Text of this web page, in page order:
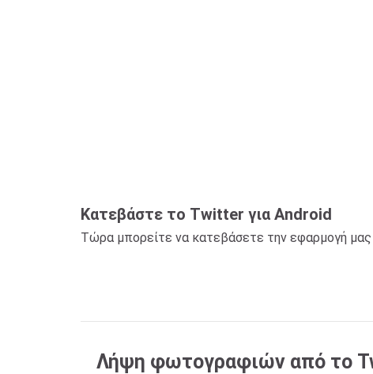
Κατεβάστε το Twitter για Android
Τώρα μπορείτε να κατεβάσετε την εφαρμογή μας
Λήψη φωτογραφιών από το